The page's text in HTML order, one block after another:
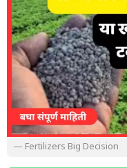
— Fertilizers Big Decision